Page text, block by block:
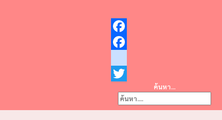
Twitter
ค้นหา...